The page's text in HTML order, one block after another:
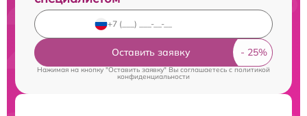
Оставить заявку
Нажимая на кнопку "Оставить заявку" Вы соглашаетесь cполитикой
конфиденциальности